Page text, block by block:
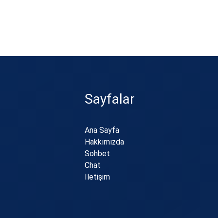
Sayfalar
Ana Sayfa
Hakkımızda
Sohbet
Chat
İletişim